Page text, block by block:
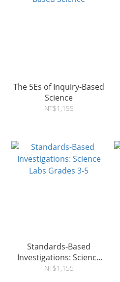
The 5Es of Inquiry-Based
Science
NT$1,155
Standards-Based
Investigations: Science
Labs Grades 3-5
NT$1,155